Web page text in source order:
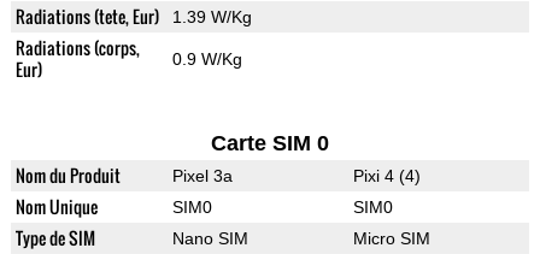
Radiations (tete, Eur) 1.39 W/Kg
Radiations (corps,
Eur)
0.9 W/Kg
Carte SIM 0
Nom du Produit Pixel 3a Pixi 4 (4)
Nom Unique SIM0 SIM0
Type de SIM Nano SIM Micro SIM